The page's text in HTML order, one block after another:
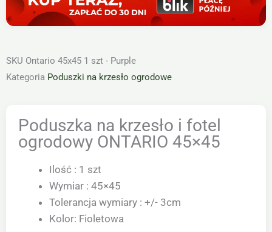
1szt
SKU Ontario 45x45 1 szt - Purple
Kategoria Poduszki na krzesło ogrodowe
Poduszka na krzesło i fotel
ogrodowy ONTARIO 45×45
Ilość : 1 szt
Wymiar : 45×45
Tolerancja wymiary : +/- 3cm
Kolor: Fioletowa